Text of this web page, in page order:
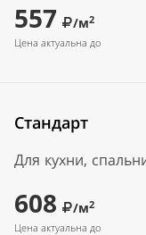
557 /м2
Цена актуальна до
Стандарт
Для кухни,
608 /м2
Цена актуальна до